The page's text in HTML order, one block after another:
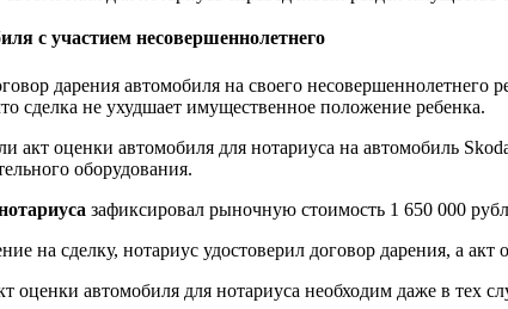
с участием несовершеннолетнего
дарения автомобиля на своего несовершеннолетнего
сделка не ухудшает имущественное положение ребенка.
акт оценки автомобиля для нотариуса на автомобиль
оборудования.
зафиксировал рыночную стоимость 1 650 000
на сделку, нотариус удостоверил договор дарения, а
оценки автомобиля для нотариуса необходим даже в тех